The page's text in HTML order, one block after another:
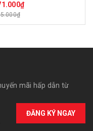
mãi hấp dẫn từ
ĐĂNG KÝ NGAY